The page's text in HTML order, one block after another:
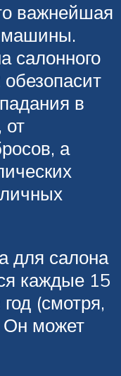
важнейшая
салонного
в
от
а
для салона
каждые 15
(смотря,
Он может